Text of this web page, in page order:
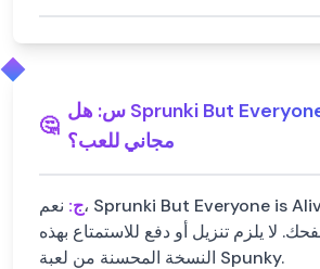
🤔
س: هل Sprunki But Everyone is Alive
مجاني للعب؟
ج: نعم، Sprunki But Everyone is Alive مجاني تمامًا
لا يلزم تنزيل أو دفع للاستمتاع بهذه
النسخة المحسنة من لعبة Spunky.